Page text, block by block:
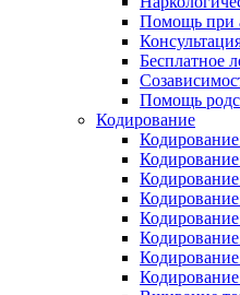
Помощь при
Бесплатное
Помощь
Кодирование